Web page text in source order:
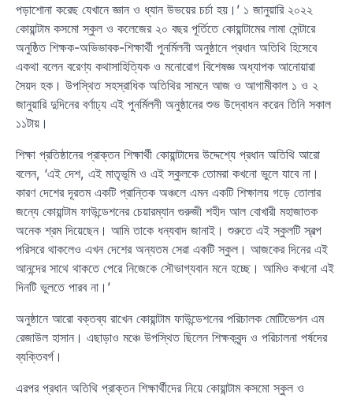
পড়াশোনা করেছ যেখানে জ্ঞান ও ধ্যান উভয়ের চর্চা হয়।’ ১ জানুয়ারি ২০২২
কোয়ান্টাম কসমো স্কুল ও কলেজের ২০ বছর পূর্তিতে কোয়ান্টামের লামা সেন্টারে
অনুষ্ঠিত শিক্ষক-অভিভাবক-শিক্ষার্থী পুনর্মিলনী অনুষ্ঠানে প্রধান অতিথি হিসেবে
একথা বলেন বরেণ্য কথাসাহিত্যিক ও মনোরোগ বিশেষজ্ঞ অধ্যাপক আনোয়ারা
সৈয়দ হক। উপস্থিত সহস্রাধিক অতিথির সামনে আজ ও আগামীকাল ১ ও ২
জানুয়ারি দুদিনের বর্ণাঢ্য এই পুনর্মিলনী অনুষ্ঠানের শুভ উদ্বোধন করেন তিনি সকাল
১১টায়।
শিক্ষা প্রতিষ্ঠানের প্রাক্তন শিক্ষার্থী কোয়ান্টাদের উদ্দেশ্যে প্রধান অতিথি আরো
বলেন, ‘এই দেশ, এই মাতৃভূমি ও এই স্কুলকে তোমরা কখনো ভুলে যাবে না।
কারণ দেশের দূরতম একটি প্রান্তিক অঞ্চলে এমন একটি শিক্ষালয় গড়ে তোলার
জন্যে কোয়ান্টাম ফাউন্ডেশনের চেয়ারম্যান গুরুজী শহীদ আল বোখারী মহাজাতক
অনেক শ্রম দিয়েছেন। আমি তাকে ধন্যবাদ জানাই। শুরুতে এই স্কুলটি স্বল্প
পরিসরে থাকলেও এখন দেশের অন্যতম সেরা একটি স্কুল। আজকের দিনের এই
আনন্দের সাথে থাকতে পেরে নিজেকে সৌভাগ্যবান মনে হচ্ছে। আমিও কখনো এই
দিনটি ভুলতে পারব না।’
অনুষ্ঠানে আরো বক্তব্য রাখেন কোয়ান্টাম ফাউন্ডেশনের পরিচালক মোটিভেশন এম
রেজাউল হাসান। এছাড়াও মঞ্চে উপস্থিত ছিলেন শিক্ষকবৃন্দ ও পরিচালনা পর্ষদের
ব্যক্তিবর্গ।
এরপর প্রধান অতিথি প্রাক্তন শিক্ষার্থীদের নিয়ে কোয়ান্টাম কসমো স্কুল ও